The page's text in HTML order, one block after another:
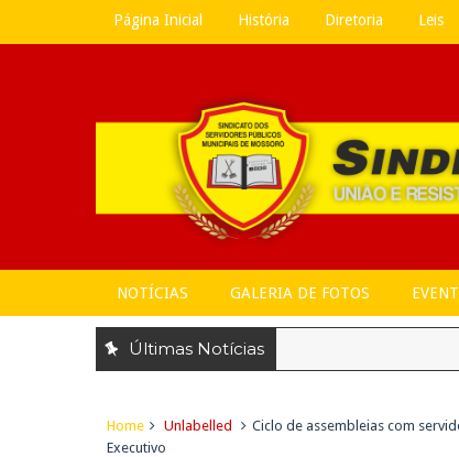
Página Inicial História Diretoria Leis
NOTÍCIAS GALERIA DE FOTOS
Últimas Notícias
Home Unlabelled
Ciclo de assembleias com
Executivo